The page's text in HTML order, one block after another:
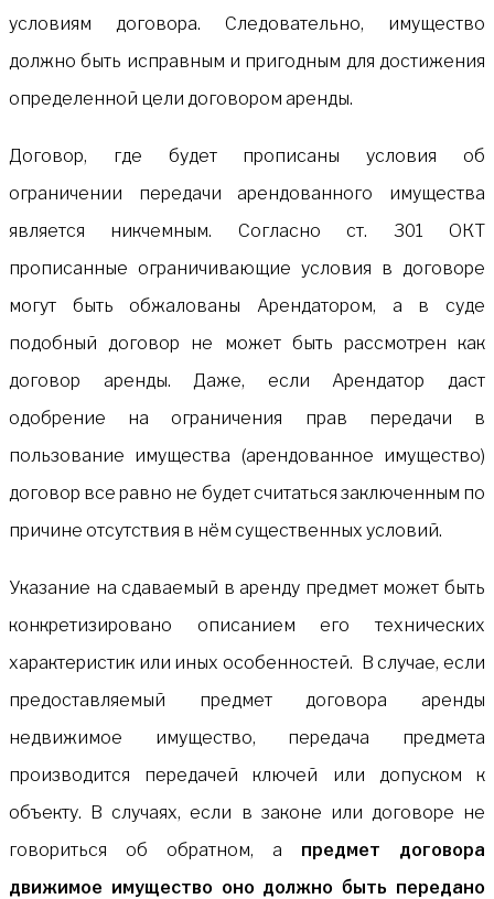
условиям договора. Следовательно, имущество
должно быть исправным и пригодным для достижения
определенной цели договором аренды.
Договор, где будет прописаны условия об
ограничении передачи арендованного имущества
является никчемным. Согласно ст. 301 ОКТ
прописанные ограничивающие условия в договоре
могут быть обжалованы Арендатором, а в суде
подобный договор не может быть рассмотрен как
договор аренды. Даже, если Арендатор даст
одобрение на ограничения прав передачи в
пользование имущества (арендованное имущество)
договор все равно не будет считаться заключенным по
причине отсутствия в нём существенных условий.
Указание на сдаваемый в аренду предмет может быть
конкретизировано описанием его технических
характеристик или иных особенностей. В случае, если
предоставляемый предмет договора аренды
недвижимое имущество, передача предмета
производится передачей ключей или допуском к
объекту. В случаях, если в законе или договоре не
говориться об обратном, а предмет договора
движимое имущество оно должно быть передано